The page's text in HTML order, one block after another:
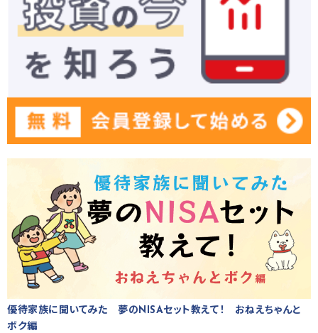
優待家族に聞いてみた 夢のNISAセット教えて！ おねえちゃんと
ボク編